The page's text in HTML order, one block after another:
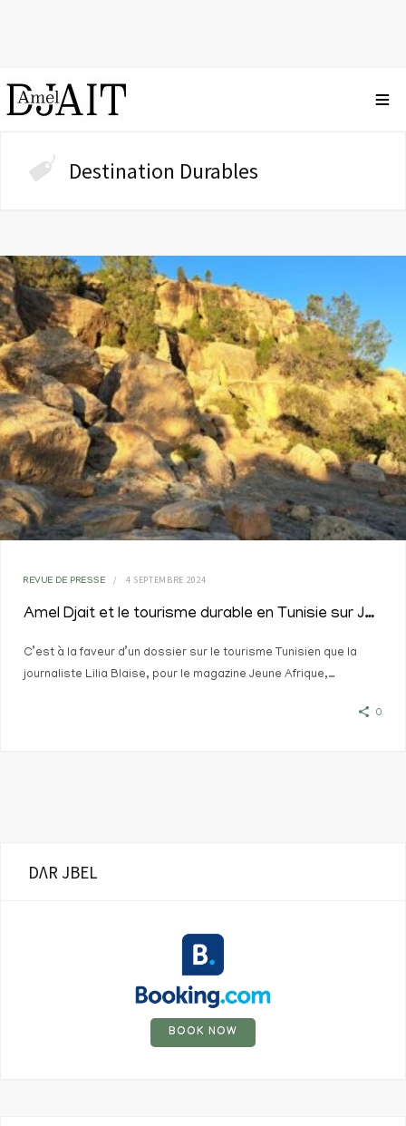
Destination Durables
REVUE DE PRESSE 4 SEPTEMBRE 2024
Amel Djait et le tourisme durable en Tunisie sur Jeune Afrique
C’est à la faveur d’un dossier sur le tourisme Tunisien que la
journaliste Lilia Blaise, pour le magazine Jeune Afrique,…
0
DΛR JBEL
BOOK NOW